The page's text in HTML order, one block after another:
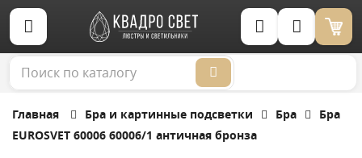
Корзина (0)
Главная Бра и картинные подсветки Бра
Бра
EUROSVET 60006 60006/1 античная бронза